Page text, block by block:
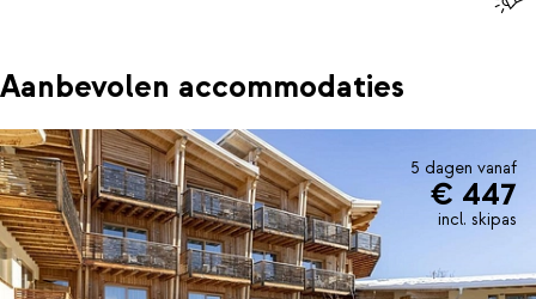
Aanbevolen accommodaties
5 dagen vanaf
€ 447
incl. skipas